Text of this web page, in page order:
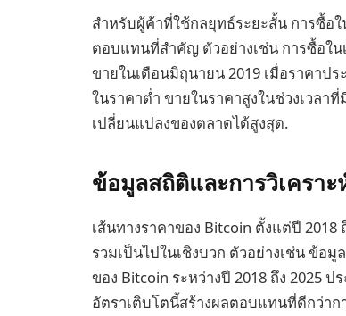
สำหรับผู้ค้าที่ใช้กลยุทธ์ระยะสั้น การซื้อ
ตอบแทนที่สำคัญ ตัวอย่างเช่น การซื้อใ
ขายในเดือนมิถุนายน 2019 เมื่อราคาป
ในราคาต่ำ ขายในราคาสูงในช่วงเวลา
เปลี่ยนแปลงของตลาดได้สูงสุด.
ข้อมูลสถิติและการวิเครา
เส้นทางราคาของ Bitcoin ตั้งแต่ปี
รวมเป็นไปในเชิงบวก ตัวอย่างเช่น ข้อ
ของ Bitcoin ระหว่างปี 2018 ถึง 2025
อัตราเติบโตนี้สร้างผลตอบแทนที่ดีกว่า